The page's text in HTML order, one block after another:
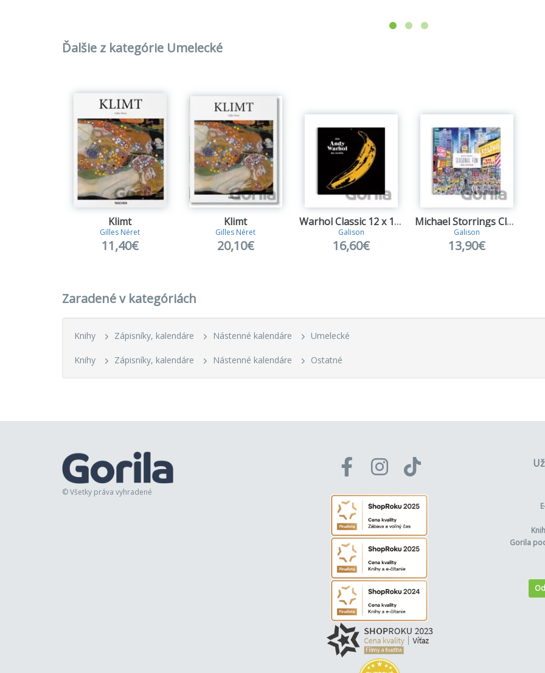
Ďalšie z kategórie Umelecké
Klimt
Gilles Néret
11,40€
Klimt
Gilles Néret
20,10€
Warhol Classic 12 x 12 Wall Calendar
Galison
16,60€
Michael Storrings Classic 12 x 12 Wall Calendar
Galison
13,90€
Zaradené v kategóriách
Knihy Zápisníky, kalendáre Nástenné kalendáre Umelecké
Knihy Zápisníky, kalendáre Nástenné kalendáre Ostatné
© Všetky práva vyhradené
Gorila